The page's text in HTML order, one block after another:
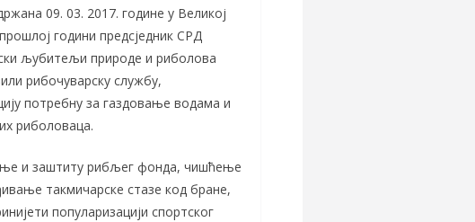
09. 03. 2017. године у Великој
години предсједник СРД
љубитељи природе и риболова
рибочуварску службу,
потребну за газдовање водама и
риболоваца.
и заштиту рибљег фонда, чишћење
такмичарске стазе код бране,
популаризацији спортског